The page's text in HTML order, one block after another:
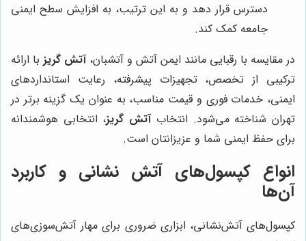
دسترس قرار دهد و به این ترتیب، به افزایش سطح ایمنی
جامعه کمک کند.
در مقایسه با رقبایی مانند ایمن آتش و آتشبان،آتش گریز با ارائه
ترکیبی از تخصص، تجهیزات پیشرفته، رعایت استانداردهای
ایمنی، خدمات فوری و قیمت مناسب، به عنوان یک گزینه برتر در
تهران شناخته می‌شود. انتخابآتش گریز، انتخابی هوشمندانه
برای حفظ ایمنی شما و عزیزانتان است.
انواع کپسول‌های آتش نشانی و کاربرد
آن‌ها
کپسول‌های آتش‌نشانی، ابزاری ضروری برای مهار آتش‌سوزی‌های